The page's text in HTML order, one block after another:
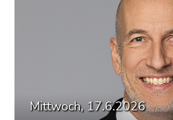
Mittwoch, 17.6.2026